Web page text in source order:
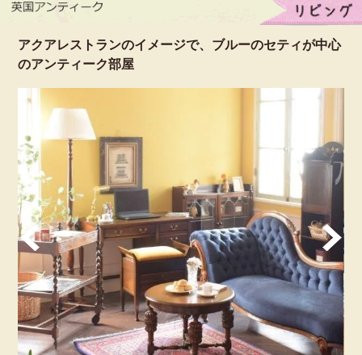
アクアレストランのイメージで、ブルーのセティが中心
のアンティーク部屋